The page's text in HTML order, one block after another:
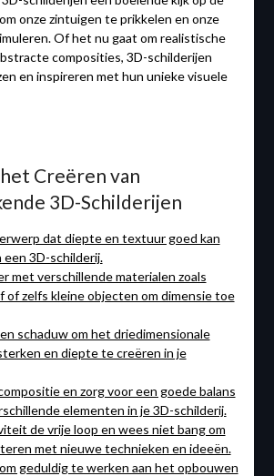
onze zintuigen te prikkelen en onze
Of het nu gaat om realistische
composities, 3D-schilderijen
en inspireren met hun unieke visuele
Creëren van
3D-Schilderijen
dat diepte en textuur goed kan
3D-schilderij.
met verschillende materialen zoals
of zelfs kleine objecten om dimensie toe
schaduw om het driedimensionale
en diepte te creëren in je
en zorg voor een goede balans
elementen in je 3D-schilderij.
de vrije loop en wees niet bang om
met nieuwe technieken en ideeën.
geduldig te werken aan het opbouwen